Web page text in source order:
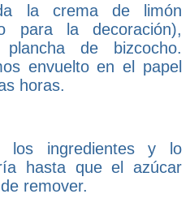
la crema de limón
para la decoración),
de bizcocho.
envuelto en el papel
horas.
los ingredientes y lo
hasta que el azúcar
remover.